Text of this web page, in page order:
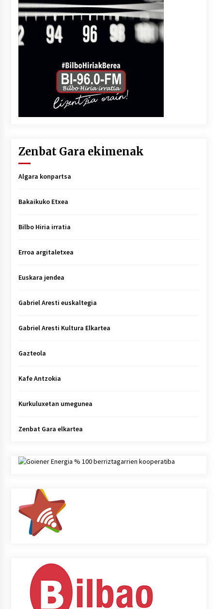
Zenbat Gara ekimenak
Algara konpartsa
Bakaikuko Etxea
Bilbo Hiria irratia
Erroa argitaletxea
Euskara jendea
Gabriel Aresti euskaltegia
Gabriel Aresti Kultura Elkartea
Gazteola
Kafe Antzokia
Kurkuluxetan umegunea
Zenbat Gara elkartea